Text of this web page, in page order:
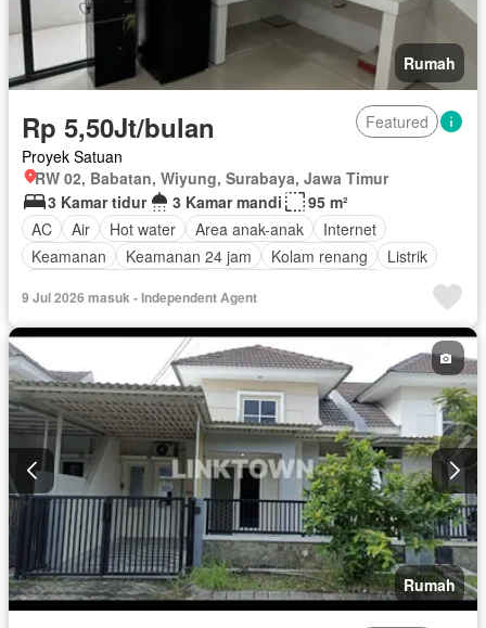
Rumah
Rp 5,50Jt/bulan
Featured
Proyek Satuan
RW 02, Babatan, Wiyung, Surabaya, Jawa Timur
3 Kamar tidur
3 Kamar mandi
95 m²
AC
Air Hot water Area anak-anak
Internet
Keamanan
Keamanan 24 jam Kolam renang
Listrik
Tangki air
Berperabot lengkap
9 Jul 2026 masuk - Independent Agent
Rumah